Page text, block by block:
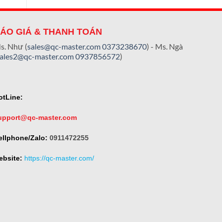
GIÁ & THANH TOÁN
Như (sales@qc-master.com0373238670) - Ms. Ngà
master.com0937856572)
master.com
Zalo: 0911472255
https://qc-master.com/